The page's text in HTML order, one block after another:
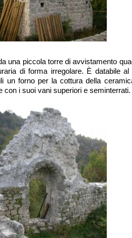
una piccola torre di avvistamento
di forma irregolare. È databile
un forno per la cottura della
con i suoi vani superiori e seminterrati.